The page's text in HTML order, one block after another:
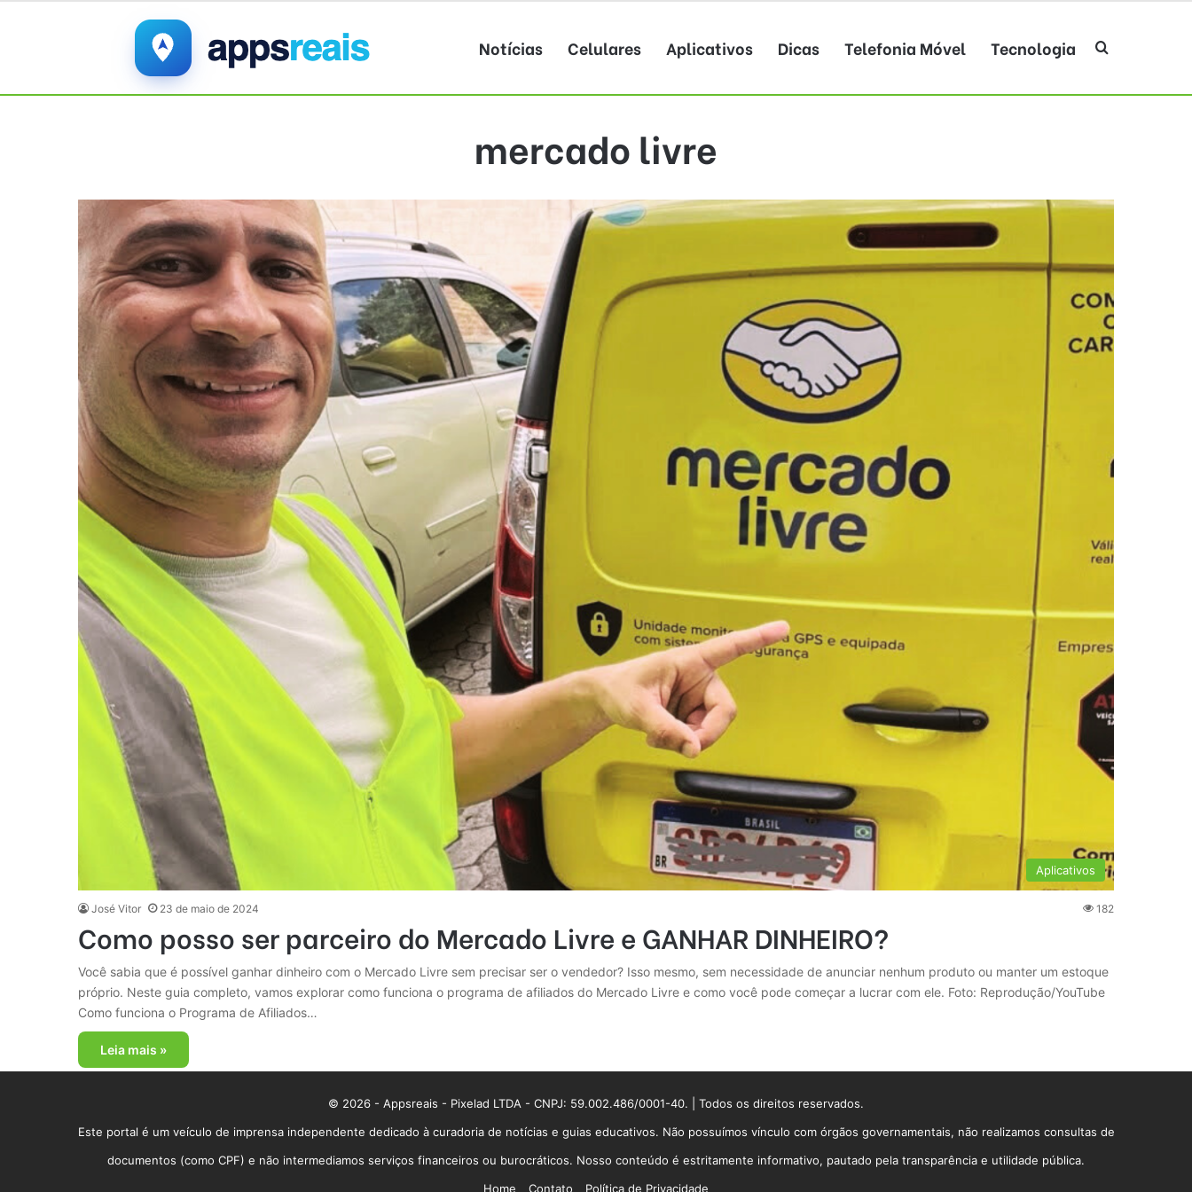
Notícias Celulares Aplicativos Dicas Telefonia Móvel Tecnologia Procurar por
mercado livre
Aplicativos
José Vitor 23 de maio de 2024 182
Como posso ser parceiro do Mercado Livre e GANHAR DINHEIRO?
Você sabia que é possível ganhar dinheiro com o Mercado Livre sem precisar ser o vendedor? Isso mesmo, sem necessidade de anunciar nenhum produto ou manter um estoque
próprio. Neste guia completo, vamos explorar como funciona o programa de afiliados do Mercado Livre e como você pode começar a lucrar com ele. Foto: Reprodução/YouTube
Como funciona o Programa de Afiliados…
Leia mais »
© 2026 - Appsreais - Pixelad LTDA - CNPJ: 59.002.486/0001-40. | Todos os direitos reservados.
Este portal é um veículo de imprensa independente dedicado à curadoria de notícias e guias educativos. Não possuímos vínculo com órgãos governamentais, não realizamos consultas de
documentos (como CPF) e não intermediamos serviços financeiros ou burocráticos. Nosso conteúdo é estritamente informativo, pautado pela transparência e utilidade pública.
Home
Contato Política de Privacidade